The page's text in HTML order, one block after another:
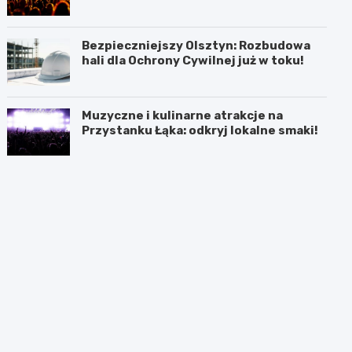
Bezpieczniejszy Olsztyn: Rozbudowa
hali dla Ochrony Cywilnej już w toku!
Muzyczne i kulinarne atrakcje na
Przystanku Łąka: odkryj lokalne smaki!